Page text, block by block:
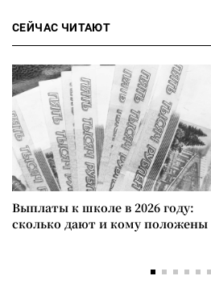
СЕЙЧАС ЧИТАЮТ
Выплаты к школе в 2026 году:
сколько дают и кому положены